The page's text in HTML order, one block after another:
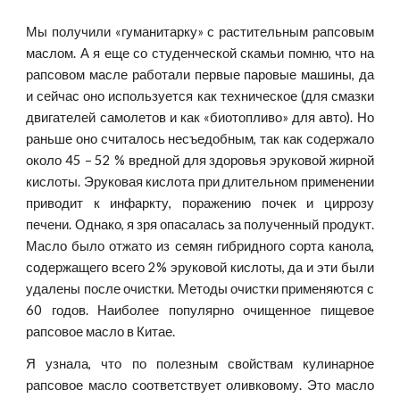
Мы получили «гуманитарку» с растительным рапсовым
маслом. А я еще со студенческой скамьи помню, что на
рапсовом масле работали первые паровые машины, да
и сейчас оно используется как техническое (для смазки
двигателей самолетов и как «биотопливо» для авто). Но
раньше оно считалось несъедобным, так как содержало
около 45 – 52 % вредной для здоровья эруковой жирной
кислоты. Эруковая кислота при длительном применении
приводит к инфаркту, поражению почек и циррозу
печени. Однако, я зря опасалась за полученный продукт.
Масло было отжато из семян гибридного сорта канола,
содержащего всего 2% эруковой кислоты, да и эти были
удалены после очистки. Методы очистки применяются с
60 годов. Наиболее популярно очищенное пищевое
рапсовое масло в Китае.
Я узнала, что по полезным свойствам кулинарное
рапсовое масло соответствует оливковому. Это масло